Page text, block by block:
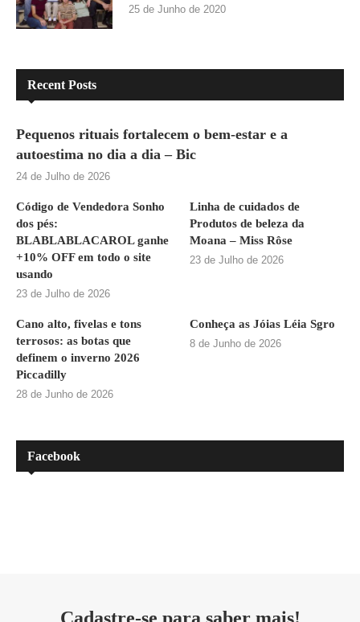
25 de Junho de 2020
Recent Posts
Pequenos rituais fortalecem o bem-estar e a
autoestima no dia a dia – Bic
24 de Julho de 2026
Código de Vendedora Sonho
dos pés:
BLABLABLACAROL ganhe
+10% OFF em todo o site
usando
23 de Julho de 2026
Linha de cuidados de
Produtos de beleza da
Moana – Miss Rôse
23 de Julho de 2026
Cano alto, fivelas e tons
terrosos: as botas que
definem o inverno 2026
Piccadilly
28 de Junho de 2026
Conheça as Jóias Léia Sgro
8 de Junho de 2026
Facebook